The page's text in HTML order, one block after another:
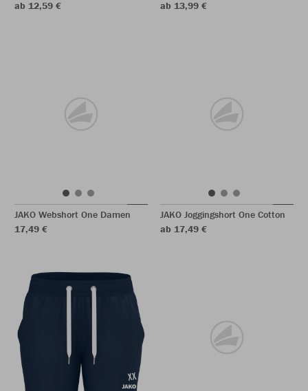
ab 12,59 € ab 13,99 €
JAKO Webshort One Damen
17,49 €
JAKO Joggingshort One Cotton
ab 17,49 €